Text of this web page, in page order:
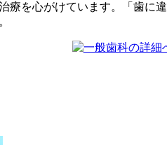
療を心がけています。「歯に違